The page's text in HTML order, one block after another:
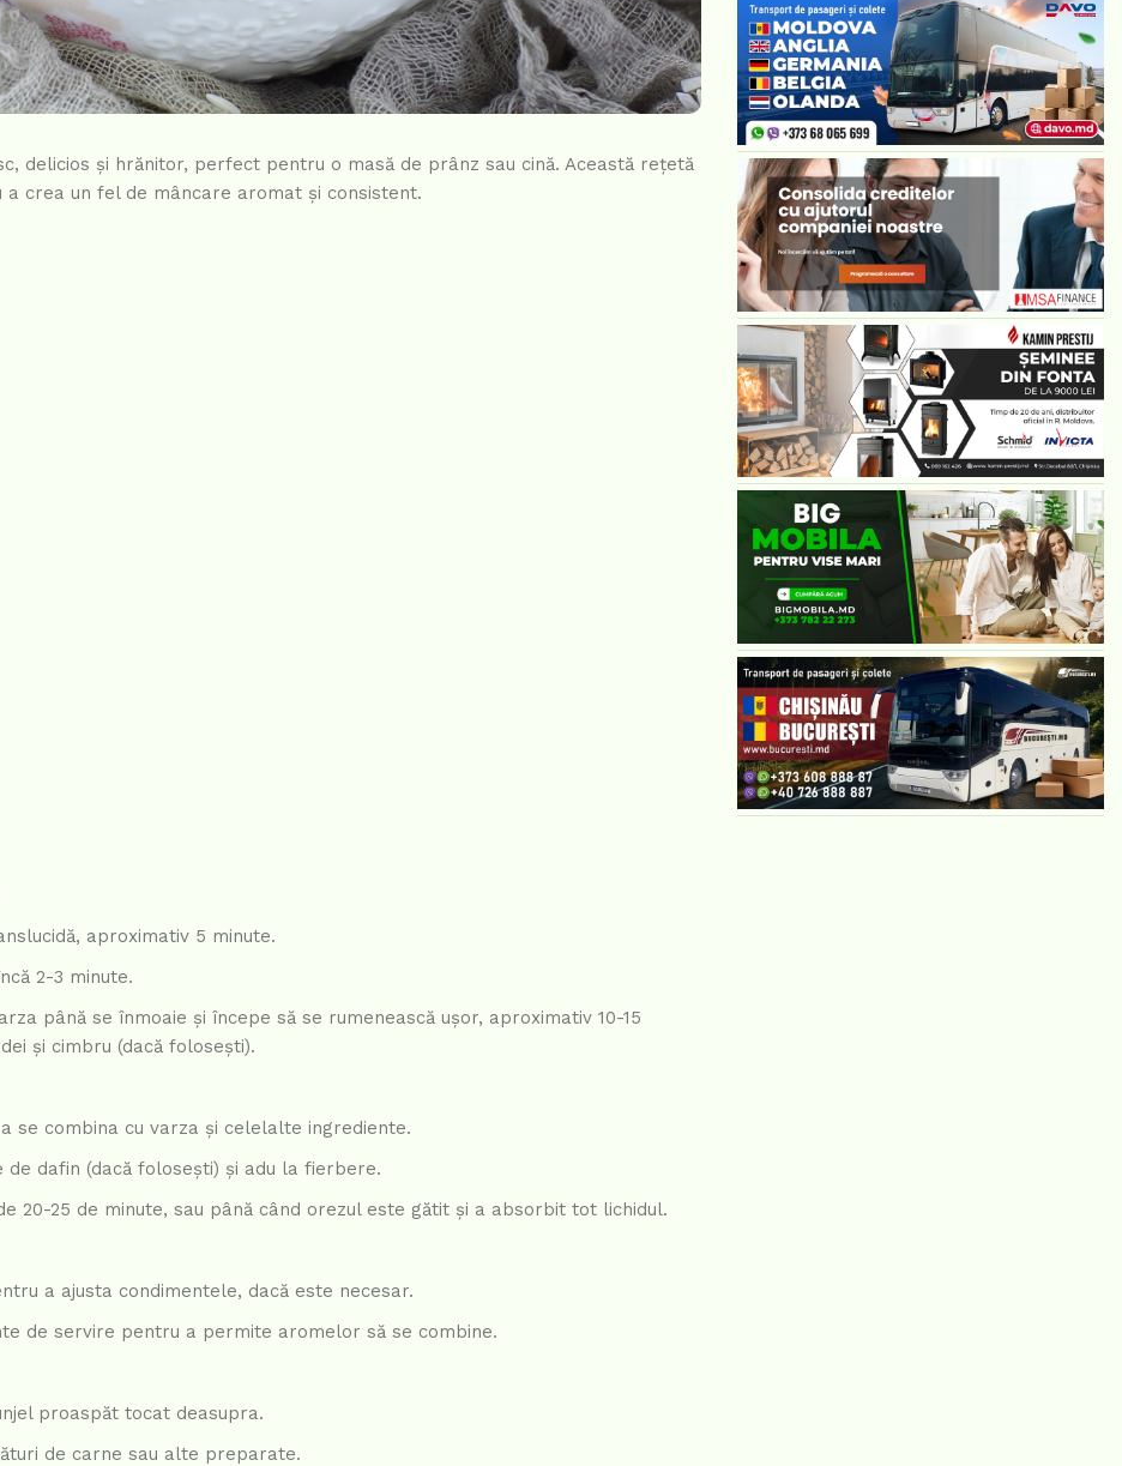
delicios și hrănitor, perfect pentru o masă de prânz sau cină. Această rețetă
crea un fel de mâncare aromat și consistent.
aproximativ 5 minute.
2-3 minute.
până se înmoaie și începe să se rumenească ușor, aproximativ 10-15
și cimbru (dacă folosești).
se combina cu varza și celelalte ingrediente.
de dafin (dacă folosești) și adu la fierbere.
20-25 de minute, sau până când orezul este gătit și a absorbit tot lichidul.
a ajusta condimentele, dacă este necesar.
de servire pentru a permite aromelor să se combine.
proaspăt tocat deasupra.
de carne sau alte preparate.